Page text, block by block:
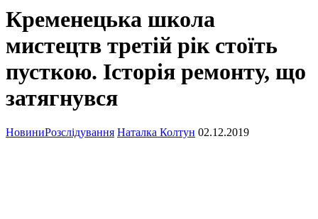
Кременецька школа
мистецтв третій рік стоїть
пусткою. Історія ремонту, що
затягнувся
НовиниРозслідування Наталка Колтун 02.12.2019